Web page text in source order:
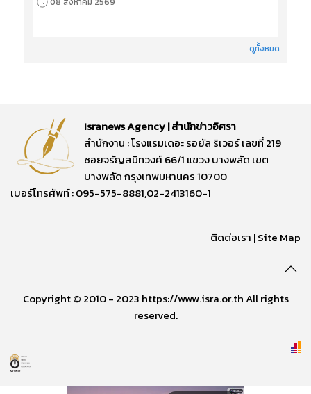
ดูทั้งหมด
Isranews Agency | สำนักข่าวอิศรา
สำนักงาน : โรงแรมเดอะ รอยัล ริเวอร์ เลขที่ 219
ซอยจรัญสนิทวงศ์ 66/1 แขวง บางพลัด เขต
บางพลัด กรุงเทพมหานคร 10700
เบอร์โทรศัพท์ : 095-575-8881,02-2413160-1
ติดต่อเรา |Site Map
Copyright © 2010 - 2023 https://www.isra.or.th All rights
reserved.